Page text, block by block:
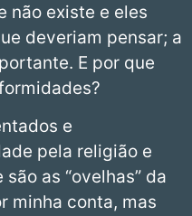
não existe e eles
deveriam pensar; a
E por que
e
pela religião e
as “ovelhas” da
minha conta, mas